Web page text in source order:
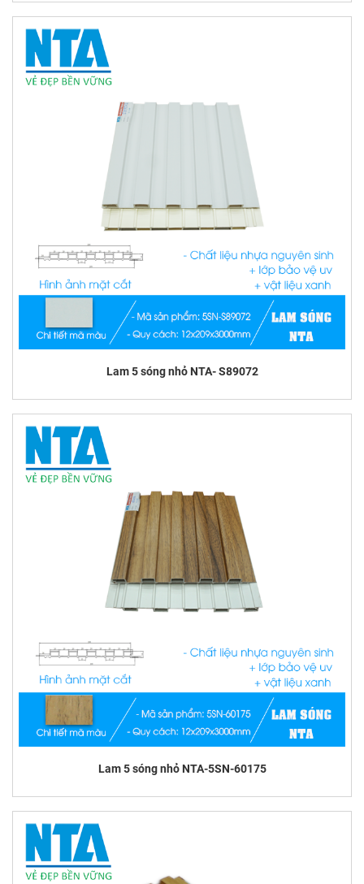
Lam 5 sóng nhỏ NTA- S89072
Lam 5 sóng nhỏ NTA-5SN-60175